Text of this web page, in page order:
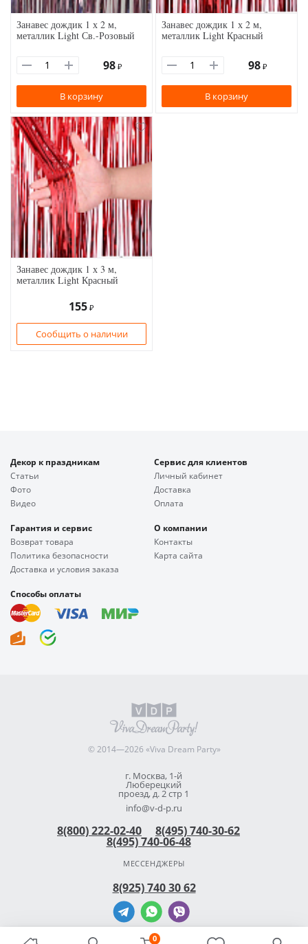
0
Занавес дождик 1 х 2 м,
металлик Light Св.-Розовый
98 ₽
В корзину
Занавес дождик 1 х 2 м,
металлик Light Красный
98 ₽
В корзину
Занавес дождик 1 х 3 м,
металлик Light Красный
155 ₽
Сообщить о наличии
Декор к праздникам
Статьи
Фото
Видео
Сервис для клиентов
Личный кабинет
Доставка
Оплата
Гарантия и сервис
Возврат товара
Политика безопасности
Доставка и условия заказа
О компании
Контакты
Карта сайта
Способы оплаты
© 2014—2026 «Viva Dream Party»
г. Москва, 1-й
Люберецкий
проезд, д. 2 стр 1
info@v-d-p.ru
8(800) 222-02-40 8(495) 740-30-62
8(495) 740-06-48
МЕССЕНДЖЕРЫ
8(925) 740 30 62